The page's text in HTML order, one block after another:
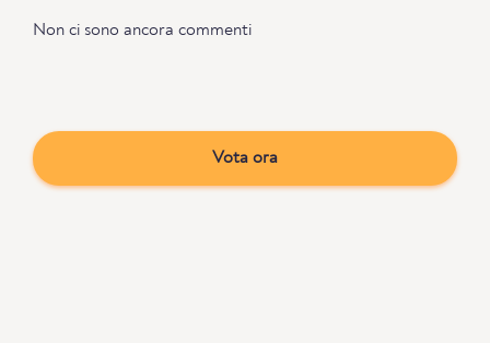
Non ci sono ancora commenti
Vota ora